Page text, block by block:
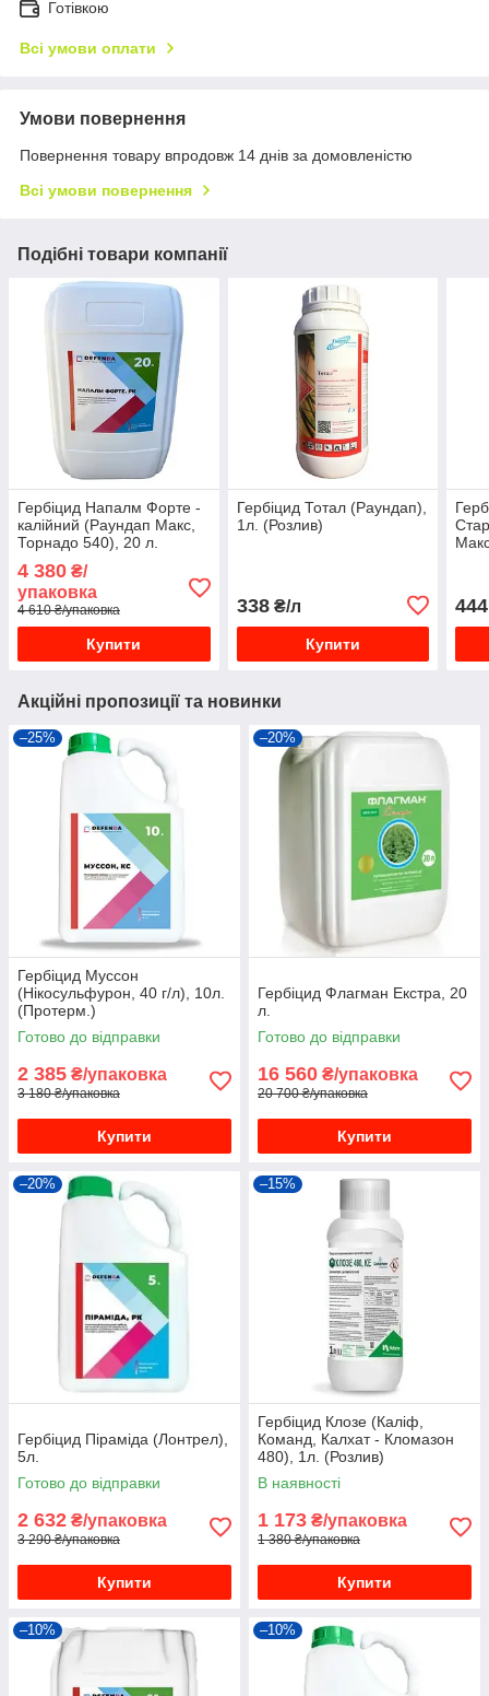
Готівкою
Всі умови оплати
Умови повернення
Повернення товару впродовж 14 днів за домовленістю
Всі умови повернення
Подібні товари компанії
Гербіцид Напалм Форте -
калійний (Раундап Макс,
Торнадо 540), 20 л.
4 380 ₴/
упаковка
4 610 ₴/упаковка
Купити
Гербіцид Тотал (Раундап),
1л. (Розлив)
338₴/л
Купити
444
Акційні пропозиції та новинки
–25%
Гербіцид Муссон
(Нікосульфуpoн, 40 г/л), 10л.
(Протерм.)
Готово до відправки
2 385 ₴/упаковка
3 180 ₴/упаковка
Купити
–20%
Гербіцид Флагман Екстра, 20
л.
Готово до відправки
16 560 ₴/упаковка
20 700 ₴/упаковка
Купити
–20%
Гербіцид Піраміда (Лонтрел),
5л.
Готово до відправки
2 632 ₴/упаковка
3 290 ₴/упаковка
Купити
–15%
Гербіцид Клозе (Каліф,
Команд, Калхат - Кломазон
480), 1л. (Розлив)
В наявності
1 173 ₴/упаковка
1 380 ₴/упаковка
Купити
–10% –10%